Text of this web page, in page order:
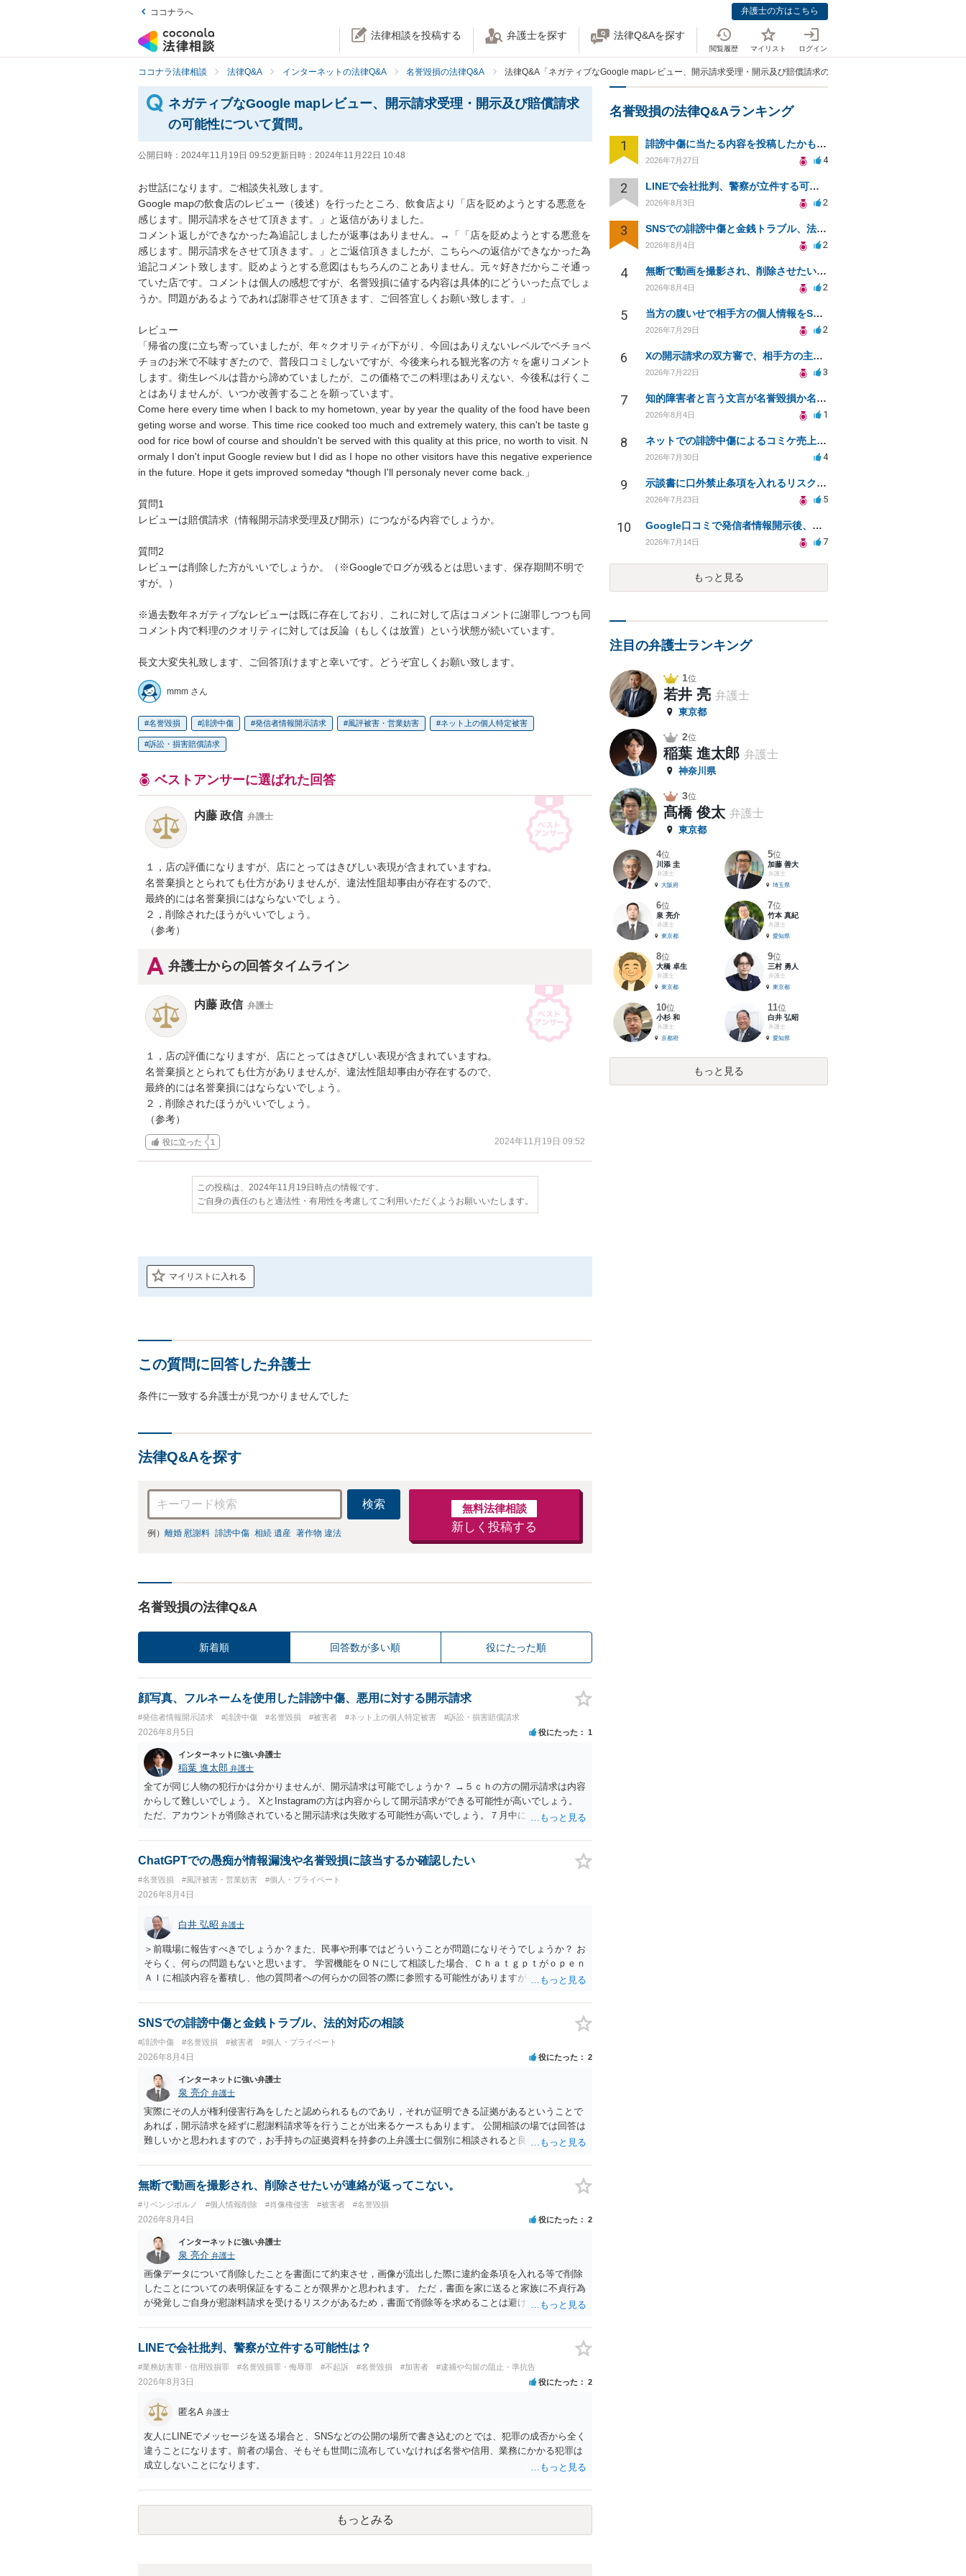
ココナラへ 弁護士の方はこちら
法律相談を投稿する 弁護士を探す 法律Q&Aを探す
閲覧履歴 マイリスト ログイン
ココナラ法律相談 法律Q&A インターネットの法律Q&A 名誉毀損の法律Q&A 法律Q&A「ネガティブなGoogle mapレビュー、開示請求受理・開示及び賠償請求の可能性について質問。」
ネガティブなGoogle mapレビュー、開示請求受理・開示及び賠償請求
の可能性について質問。
公開日時： 2024年11月19日 09:52更新日時： 2024年11月22日 10:48
お世話になります。ご相談失礼致します。
Google mapの飲食店のレビュー（後述）を行ったところ、飲食店より「店を貶めようとする悪意を
感じます。開示請求をさせて頂きます。」と返信がありました。
コメント返しができなかった為追記しましたが返事はありません。→「「店を貶めようとする悪意を
感じます。開示請求をさせて頂きます。」とご返信頂きましたが、こちらへの返信ができなかった為
追記コメント致します。貶めようとする意図はもちろんのことありません。元々好きだからこそ通っ
ていた店です。コメントは個人の感想ですが、名誉毀損に値する内容は具体的にどういった点でしょ
うか。問題があるようであれば謝罪させて頂きます、ご回答宜しくお願い致します。」
レビュー
「帰省の度に立ち寄っていましたが、年々クオリティが下がり、今回はありえないレベルでベチョベ
チョのお米で不味すぎたので、普段口コミしないですが、今後来られる観光客の方々を慮りコメント
します。衛生レベルは昔から諦めていましたが、この価格でこの料理はありえない、今後私は行くこ
とはありませんが、いつか改善することを願っています。
Come here every time when I back to my hometown, year by year the quality of the food have been
geting worse and worse. This time rice cooked too much and extremely watery, this can't be taste g
ood for rice bowl of course and shouldn't be served with this quality at this price, no worth to visit. N
ormaly I don't input Google review but I did as I hope no other visitors have this negative experience
in the future. Hope it gets improved someday *though I'll personaly never come back.」
質問1
レビューは賠償請求（情報開示請求受理及び開示）につながる内容でしょうか。
質問2
レビューは削除した方がいいでしょうか。（※Googleでログが残るとは思います、保存期間不明で
すが。）
※過去数年ネガティブなレビューは既に存在しており、これに対して店はコメントに謝罪しつつも同
コメント内で料理のクオリティに対しては反論（もしくは放置）という状態が続いています。
長文大変失礼致します、ご回答頂けますと幸いです。どうぞ宜しくお願い致します。
mmm さん
名誉毀損 誹謗中傷 発信者情報開示請求 風評被害・営業妨害 ネット上の個人特定被害
訴訟・損害賠償請求
ベストアンサーに選ばれた回答
内藤 政信 弁護士
１，店の評価になりますが、店にとってはきびしい表現が含まれていますね。
名誉棄損ととられても仕方がありませんが、違法性阻却事由が存在するので、
最終的には名誉棄損にはならないでしょう。
２，削除されたほうがいいでしょう。
（参考）
弁護士からの回答タイムライン
内藤 政信 弁護士
１，店の評価になりますが、店にとってはきびしい表現が含まれていますね。
名誉棄損ととられても仕方がありませんが、違法性阻却事由が存在するので、
最終的には名誉棄損にはならないでしょう。
２，削除されたほうがいいでしょう。
（参考）
役に立った 1 2024年11月19日 09:52
この投稿は、2024年11月19日時点の情報です。
ご自身の責任のもと適法性・有用性を考慮してご利用いただくようお願いいたします。
マイリストに入れる
この質問に回答した弁護士
条件に一致する弁護士が見つかりませんでした
法律Q&Aを探す
検索
例） 離婚 慰謝料 誹謗中傷 相続 遺産 著作物 違法
無料法律相談
新しく投稿する
名誉毀損の法律Q&A
新着順 回答数が多い順 役にたった順
顔写真、フルネームを使用した誹謗中傷、悪用に対する開示請求
#発信者情報開示請求 #誹謗中傷 #名誉毀損 #被害者 #ネット上の個人特定被害 #訴訟・損害賠償請求
2026年8月5日 役にたった 1
インターネットに強い弁護士
稲葉 進太郎 弁護士
全てが同じ人物の犯行かは分かりませんが、開示請求は可能でしょうか？ →５ｃｈの方の開示請求は内容
からして難しいでしょう。 XとInstagramの方は内容からして開示請求ができる可能性が高いでしょう。
ただ、アカウントが削除されていると開示請求は失敗する可能性が高いでしょう。７月中にアカウントが
相手に全ての弁護士費用を負担させることは可能でしょうか？ →訴訟外の交渉で相手方が認めれば負担さ
せることができるでしょう。訴訟で判決となった場合は、実際の弁護士費用が認められる場合と認められ
ChatGPTでの愚痴が情報漏洩や名誉毀損に該当するか確認したい
#名誉毀損 #風評被害・営業妨害 #個人・プライベート
2026年8月4日
白井 弘昭 弁護士
＞前職場に報告すべきでしょうか？また、民事や刑事ではどういうことが問題になりそうでしょうか？ お
そらく、何らの問題もないと思います。 学習機能をＯＮにして相談した場合、Ｃｈａｔｇｐｔがｏｐｅｎ
ＡＩに相談内容を蓄積し、他の質問者への何らかの回答の際に参照する可能性がありますが、個人名や会
ので、その情報自体が、秘密情報に当たるとは思えませんし、名誉棄損として、個人や会社に対する誹謗
中傷の不特定多数への公開に当たるとも思われません。 もちろん、誰がその内容をｃｈａｔｇｐｔに入力
して書き込んだとしても）、相談者さんが刑事民事の責任に問われることはないでしょう。 私見ながらご
参考まで。
SNSでの誹謗中傷と金銭トラブル、法的対応の相談
#誹謗中傷 #名誉毀損 #被害者 #個人・プライベート
2026年8月4日 役にたった 2
インターネットに強い弁護士
泉 亮介 弁護士
実際にその人が権利侵害行為をしたと認められるものであり，それが証明できる証拠があるということで
あれば，開示請求を経ずに慰謝料請求等を行うことが出来るケースもあります。 公開相談の場では回答は
難しいかと思われますので，お手持ちの証拠資料を持参の上弁護士に個別に相談されると良いでしょう。
無断で動画を撮影され、削除させたいが連絡が返ってこない。
#リベンジポルノ #個人情報削除 #肖像権侵害 #被害者 #名誉毀損
2026年8月4日 役にたった 2
インターネットに強い弁護士
泉 亮介 弁護士
画像データについて削除したことを書面にて約束させ，画像が流出した際に違約金条項を入れる等で削除
したことについての表明保証をすることが限界かと思われます。 ただ，書面を家に送ると家族に不貞行為
が発覚しご自身が慰謝料請求を受けるリスクがあるため，書面で削除等を求めることは避けたほうが良い
LINEで会社批判、警察が立件する可能性は？
#業務妨害罪・信用毀損罪 #名誉毀損罪・侮辱罪 #不起訴 #名誉毀損 #加害者 #逮捕や勾留の阻止・準抗告
2026年8月3日 役にたった 2
匿名A 弁護士
友人にLINEでメッセージを送る場合と、SNSなどの公開の場所で書き込むのとでは、犯罪の成否から全く
違うことになります。前者の場合、そもそも世間に流布していなければ名誉や信用、業務にかかる犯罪は
成立しないことになります。
もっとみる
名誉毀損の法律Q&Aランキング
1 誹謗中傷に当たる内容を投稿したかもしれない。開示請求や民事刑事裁判に発展しうるのか教えて欲しい。
2026年7月27日 4
2 LINEで会社批判、警察が立件する可能性は？
2026年8月3日 2
3 SNSでの誹謗中傷と金銭トラブル、法的対応の相談
2026年8月4日 2
4 無断で動画を撮影され、削除させたいが連絡が返ってこない。
2026年8月4日 2
5 当方の腹いせで相手方の個人情報をSNSで晒してしまい名誉毀損させてしまったかもしれない
2026年7月29日 2
6 Xの開示請求の双方審で、相手方の主張が口頭ばかりで把握しきれません
2026年7月22日 3
7 知的障害者と言う文言が名誉毀損か名誉感情の侵害になるか教えてほしい。
2026年8月4日 1
8 ネットでの誹謗中傷によるコミケ売上減少、損害賠償は可能か？
2026年7月30日 4
9 示談書に口外禁止条項を入れるリスクはありますか？
2026年7月23日 5
10 Google口コミで発信者情報開示後、損害賠償請求を受けています。示談について相談です。
2026年7月14日 7
もっと見る
注目の弁護士ランキング
1位
若井 亮 弁護士
東京都
2位
稲葉 進太郎 弁護士
神奈川県
3位
髙橋 俊太 弁護士
東京都
4位
川添 圭
弁護士
大阪府
5位
加藤 善大
弁護士
埼玉県
6位
泉 亮介
弁護士
東京都
7位
竹本 真紀
弁護士
愛知県
8位
大橋 卓生
弁護士
東京都
9位
三村 勇人
弁護士
東京都
10位
小杉 和
弁護士
京都府
11位
白井 弘昭
弁護士
愛知県
もっと見る